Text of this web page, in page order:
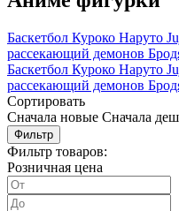
Баскетбол Куроко Наруто
рассекающий демонов
Баскетбол Куроко Наруто
рассекающий демонов
Сортировать
Сначала новые Сначала
Фильтр
Фильтр товаров:
Розничная цена